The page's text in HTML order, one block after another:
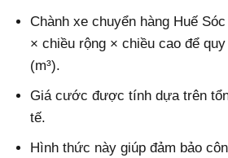
Chành xe chuyển hàng Huế
× chiều rộng × chiều cao để
(m³).
Giá cước được tính dựa trên
tế.
Hình thức này giúp đảm bảo